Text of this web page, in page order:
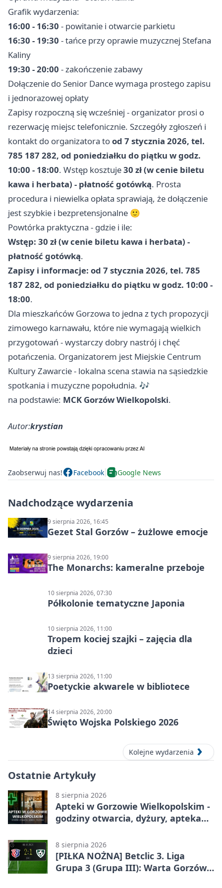
Grafik wydarzenia:
16:00 - 16:30 - powitanie i otwarcie parkietu
16:30 - 19:30 - tańce przy oprawie muzycznej Stefana
Kaliny
19:30 - 20:00 - zakończenie zabawy
Dołączenie do Senior Dance wymaga prostego zapisu
i jednorazowej opłaty
Zapisy rozpoczną się wcześniej - organizator prosi o
rezerwację miejsc telefonicznie. Szczegóły zgłoszeń i
kontakt do organizatora tood 7 stycznia 2026, tel.
785 187 282, od poniedziałku do piątku w godz.
10:00 - 18:00. Wstęp kosztuje30 zł (w cenie biletu
kawa i herbata) - płatność gotówką. Prosta
procedura i niewielka opłata sprawiają, że dołączenie
jest szybkie i bezpretensjonalne 🙂
Powtórka praktyczna - gdzie i ile:
Wstęp: 30 zł (w cenie biletu kawa i herbata) -
płatność gotówką.
Zapisy i informacje: od 7 stycznia 2026, tel. 785
187 282, od poniedziałku do piątku w godz. 10:00 -
18:00.
Dla mieszkańców Gorzowa to jedna z tych propozycji
zimowego karnawału, które nie wymagają wielkich
przygotowań - wystarczy dobry nastrój i chęć
potańczenia. Organizatorem jest Miejskie Centrum
Kultury Zawarcie - lokalna scena stawia na sąsiedzkie
spotkania i muzyczne popołudnia. 🎶
na podstawie: MCK Gorzów Wielkopolski.
Autor:krystian
Zaobserwuj nas! Facebook Google News
Nadchodzące wydarzenia
9 sierpnia 2026, 16:45
Gezet Stal Gorzów – żużlowe emocje
9 sierpnia 2026, 19:00
The Monarchs: kameralne przeboje
10 sierpnia 2026, 07:30
Półkolonie tematyczne Japonia
10 sierpnia 2026, 11:00
Tropem kociej szajki – zajęcia dla
dzieci
13 sierpnia 2026, 11:00
Poetyckie akwarele w bibliotece
14 sierpnia 2026, 20:00
Święto Wojska Polskiego 2026
Kolejne wydarzenia
Ostatnie Artykuły
8 sierpnia 2026
Apteki w Gorzowie Wielkopolskim -
godziny otwarcia, dyżury, apteka
8 sierpnia 2026
[PIŁKA NOŻNA] Betclic 3. Liga
Grupa 3 (Grupa III): Warta Gorzów